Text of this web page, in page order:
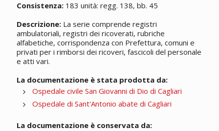
Consistenza:183 unità: regg. 138, bb. 45
Descrizione:La serie comprende registri
ambulatoriali, registri dei ricoverati, rubriche
alfabetiche, corrispondenza con Prefettura, comuni e
privati per i rimborsi dei ricoveri, fascicoli del personale
e atti vari.
La documentazione è stata prodotta da:
Ospedale civile San Giovanni di Dio di Cagliari
Ospedale di Sant'Antonio abate di Cagliari
La documentazione è conservata da: